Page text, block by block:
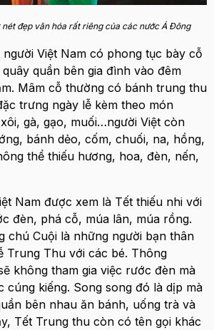
nét đẹp văn hóa rất riêng của các nước Á Đông
Việt Nam có phong tục bày cỗ
quần bên gia đình vào đêm
Mâm cỗ thường có bánh trung thu
trưng ngày lễ kèm theo món
gà, gạo, muối…người Việt còn
bánh dẻo, cốm, chuối, na, hồng,
thể thiếu hương, hoa, đèn, nến,
Nam được xem là Tết thiếu nhi với
đèn, phá cỗ, múa lân, múa rồng.
chú Cuội là những người bạn thân
Trung Thu với các bé. Thông
không tham gia việc rước đèn mà
cúng kiếng. Song song đó là dịp mà
bên nhau ăn bánh, uống trà và
Tết Trung thu còn có tên gọi khác